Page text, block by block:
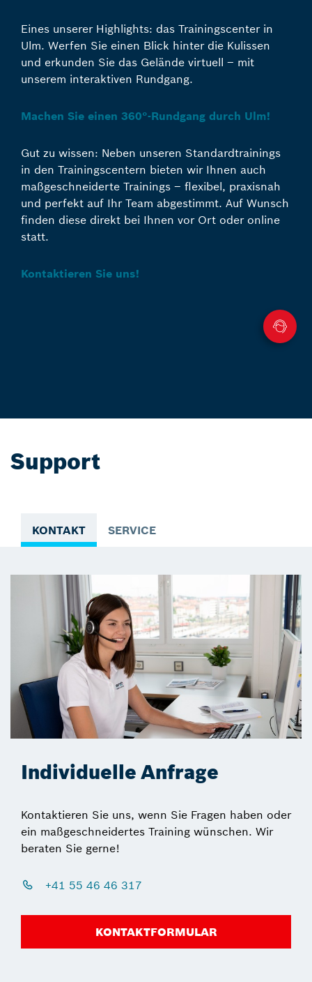
Eines unserer Highlights: das Trainingscenter in
Ulm. Werfen Sie einen Blick hinter die Kulissen
und erkunden Sie das Gelände virtuell – mit
unserem interaktiven Rundgang.
Machen Sie einen 360°-Rundgang durch Ulm!
Gut zu wissen: Neben unseren Standardtrainings
in den Trainingscentern bieten wir Ihnen auch
maßgeschneiderte Trainings – flexibel, praxisnah
und perfekt auf Ihr Team abgestimmt. Auf Wunsch
finden diese direkt bei Ihnen vor Ort oder online
statt.
Kontaktieren Sie uns!
Support
KONTAKT SERVICE
Individuelle Anfrage
Kontaktieren Sie uns, wenn Sie Fragen haben oder
ein maßgeschneidertes Training wünschen. Wir
beraten Sie gerne!
+41 55 46 46 317
KONTAKTFORMULAR